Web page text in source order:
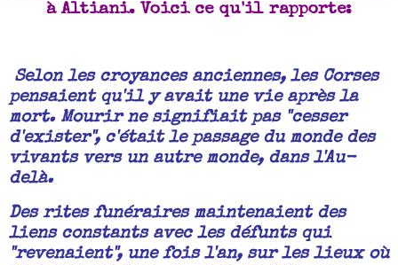
à Altiani. Voici ce qu'il rapporte:
Selon les croyances anciennes, les Corses
pensaient qu'il y avait une vie après la
mort. Mourir ne signifiait pas "cesser
d'exister", c'était le passage du monde des
vivants vers un autre monde, dans l'Au-
delà.
Des rites funéraires maintenaient des
liens constants avec les défunts qui
"revenaient", une fois l'an, sur les lieux où